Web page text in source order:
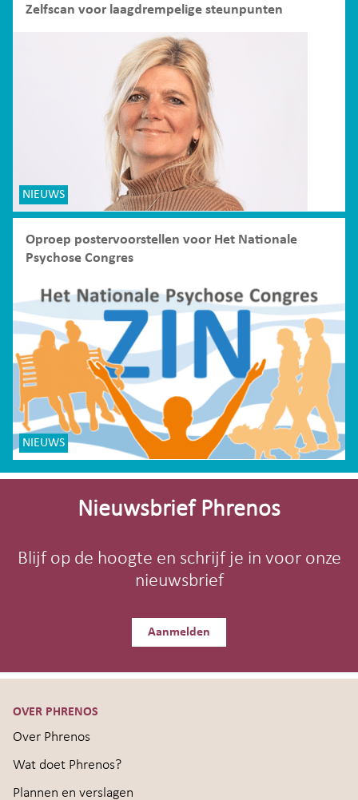
Zelfscan voor laagdrempelige steunpunten
NIEUWS
Oproep postervoorstellen voor Het Nationale
Psychose Congres
NIEUWS
Site-
Nieuwsbrief Phrenos
Blijf op de hoogte en schrijf je in voor onze
nieuwsbrief
Aanmelden
OVER PHRENOS
Over Phrenos
Wat doet Phrenos?
Plannen en verslagen